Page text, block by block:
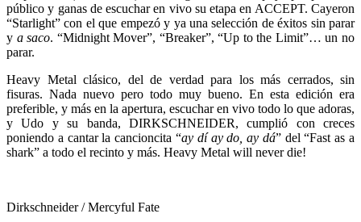
público y ganas de escuchar en vivo su etapa en ACCEPT. Cayeron
“Starlight” con el que empezó y ya una selección de éxitos sin parar
y a saco. “Midnight Mover”, “Breaker”, “Up to the Limit”… un no
parar.
Heavy Metal clásico, del de verdad para los más cerrados, sin
fisuras. Nada nuevo pero todo muy bueno. En esta edición era
preferible, y más en la apertura, escuchar en vivo todo lo que adoras,
y Udo y su banda, DIRKSCHNEIDER, cumplió con creces
poniendo a cantar la cancioncita “ay dí ay do, ay dá” del “Fast as a
shark” a todo el recinto y más. Heavy Metal will never die!
Dirkschneider / Mercyful Fate